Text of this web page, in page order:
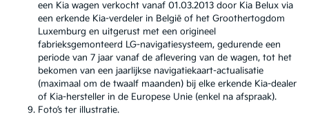
een Kia wagen verkocht vanaf 01.03.2013 door Kia Belux via
een erkende Kia-verdeler in België of het Groothertogdom
Luxemburg en uitgerust met een origineel
fabrieksgemonteerd LG-navigatiesysteem, gedurende een
periode van 7 jaar vanaf de aflevering van de wagen, tot het
bekomen van een jaarlijkse navigatiekaart-actualisatie
(maximaal om de twaalf maanden) bij elke erkende Kia-dealer
of Kia-hersteller in de Europese Unie (enkel na afspraak).
Foto’s ter illustratie.